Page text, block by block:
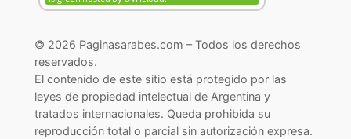
© 2026 Paginasarabes.com – Todos los derechos
reservados.
El contenido de este sitio está protegido por las
leyes de propiedad intelectual de Argentina y
tratados internacionales. Queda prohibida su
reproducción total o parcial sin autorización expresa.